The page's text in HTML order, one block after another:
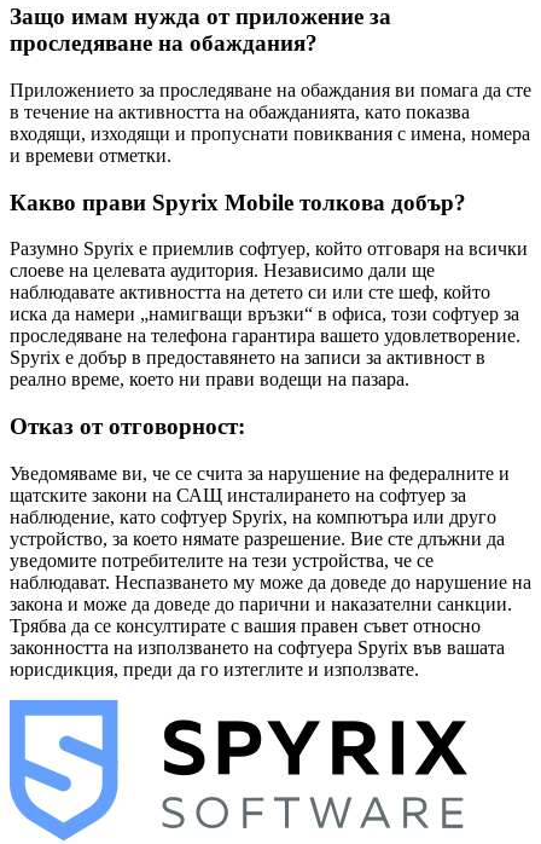
Защо имам нужда от приложение за
проследяване на обаждания?
Приложението за проследяване на обаждания ви помага да сте
в течение на активността на обажданията, като показва
входящи, изходящи и пропуснати повиквания с имена, номера
и времеви отметки.
Какво прави Spyrix Mobile толкова добър?
Разумно Spyrix е приемлив софтуер, който отговаря на всички
слоеве на целевата аудитория. Независимо дали ще
наблюдавате активността на детето си или сте шеф, който
иска да намери „намигващи връзки“ в офиса, този софтуер за
проследяване на телефона гарантира вашето удовлетворение.
Spyrix е добър в предоставянето на записи за активност в
реално време, което ни прави водещи на пазара.
Отказ от отговорност:
Уведомяваме ви, че се счита за нарушение на федералните и
щатските закони на САЩ инсталирането на софтуер за
наблюдение, като софтуер Spyrix, на компютъра или друго
устройство, за което нямате разрешение. Вие сте длъжни да
уведомите потребителите на тези устройства, че се
наблюдават. Неспазването му може да доведе до нарушение на
закона и може да доведе до парични и наказателни санкции.
Трябва да се консултирате с вашия правен съвет относно
законността на използването на софтуера Spyrix във вашата
юрисдикция, преди да го изтеглите и използвате.